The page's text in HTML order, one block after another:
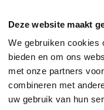
Deze website maakt
We gebruiken cookies
bieden en om ons
met onze partners
combineren met
uw gebruik van hun
meter €9,639 in July